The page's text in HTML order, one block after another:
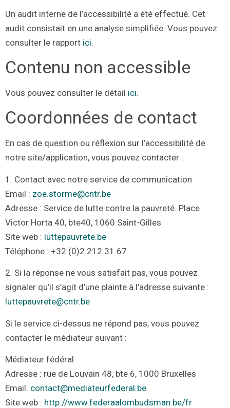
Un audit interne de l’accessibilité a été effectué. Cet
audit consistait en une analyse simplifiée. Vous pouvez
consulter le rapport ici.
Contenu non accessible
Vous pouvez consulter le détail ici.
Coordonnées de contact
En cas de question ou réflexion sur l’accessibilité de
notre site/application, vous pouvez contacter :
1. Contact avec notre service de communication
Email : zoe.storme@cntr.be
Adresse : Service de lutte contre la pauvreté. Place
Victor Horta 40, bte40, 1060 Saint-Gilles
Site web : luttepauvrete.be
Téléphone : +32 (0)2 212.31.67
2. Si la réponse ne vous satisfait pas, vous pouvez
signaler qu’il s’agit d’une plainte à l’adresse suivante :
luttepauvrete@cntr.be
Si le service ci-dessus ne répond pas, vous pouvez
contacter le médiateur suivant :
Médiateur fédéral
Adresse : rue de Louvain 48, bte 6, 1000 Bruxelles
Email: contact@mediateurfederal.be
Site web : http://www.federaalombudsman.be/fr